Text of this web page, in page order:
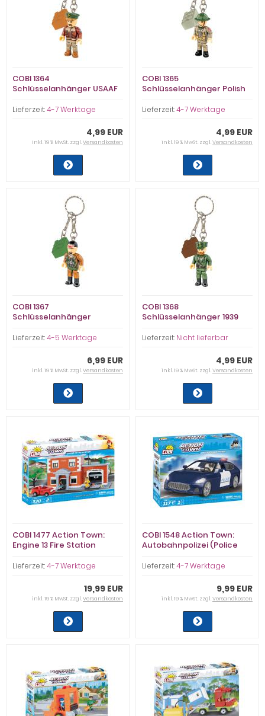
COBI 1364
Schlüsselanhänger USAAF
Lieferzeit:4-7 Werktage
4,99 EUR
inkl. 19 % MwSt. zzgl.Versandkosten
COBI 1365
Schlüsselanhänger Polish
(Keyring)
Lieferzeit:4-7 Werktage
4,99 EUR
inkl. 19 % MwSt. zzgl.Versandkosten
COBI 1367
Schlüsselanhänger
Lieferzeit:4-5 Werktage
6,99 EUR
inkl. 19 % MwSt. zzgl.Versandkosten
COBI 1368
Schlüsselanhänger 1939
Lieferzeit: Nicht lieferbar
4,99 EUR
inkl. 19 % MwSt. zzgl.Versandkosten
COBI 1477 Action Town:
Engine 13 Fire Station
Lieferzeit:4-7 Werktage
19,99 EUR
inkl. 19 % MwSt. zzgl.Versandkosten
COBI 1548 Action Town:
Autobahnpolizei (Police
Lieferzeit:4-7 Werktage
9,99 EUR
inkl. 19 % MwSt. zzgl.Versandkosten